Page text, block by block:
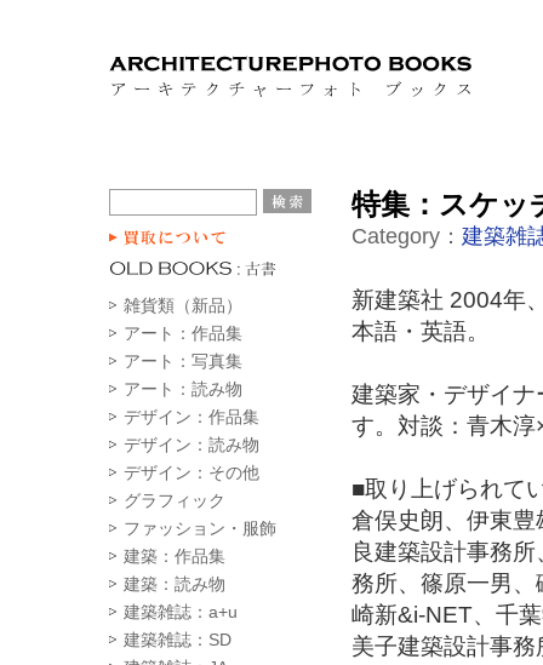
雑貨類（新品）
アート：作品集
アート：写真集
アート：読み物
デザイン：作品集
デザイン：読み物
デザイン：その他
グラフィック
ファッション・服飾
建築：作品集
建築：読み物
建築雑誌：a+u
建築雑誌：SD
特集：スケッ
Category： 建築雑
新建築社 2004年
本語・英語。
建築家・デザイ
す。対談：青木
■取り上げられて
倉俣史朗、伊東
良建築設計事務
務所、篠原一男
崎新&i-NET、千
美子建築設計事